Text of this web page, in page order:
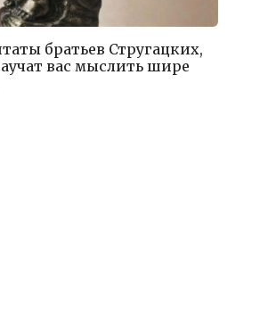
братьев Стругацких,
вас мыслить шире